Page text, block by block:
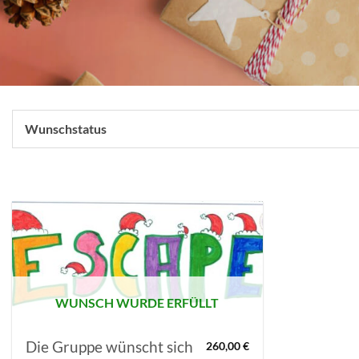
Wunschstatus
AUF MEINE
MERKLISTE
SETZEN
WUNSCH WURDE ERFÜLLT
Die Gruppe wünscht sich
260,00€